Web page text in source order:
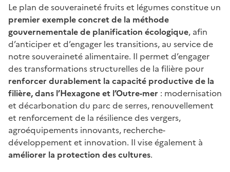
Le plan de souveraineté fruits et légumes constitue un
premier exemple concret de la méthode
gouvernementale de planification écologique, afin
d’anticiper et d’engager les transitions, au service de
notre souveraineté alimentaire. Il permet d’engager
des transformations structurelles de la filière pour
renforcer durablement la capacité productive de la
filière, dans l’Hexagone et l’Outre-mer : modernisation
et décarbonation du parc de serres, renouvellement
et renforcement de la résilience des vergers,
agroéquipements innovants, recherche-
développement et innovation. Il vise également à
améliorer la protection des cultures.